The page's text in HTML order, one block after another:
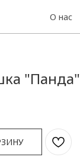
Контакты
нас
"Панда"